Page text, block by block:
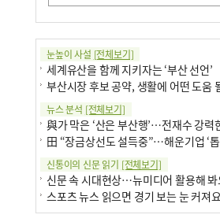
눈높이 사설 [전체보기]
세계유산을 함께 지키자는 ‘부산 선언’
부산시장 후보 공약, 생활에 어떤 도움
뉴스 분석 [전체보기]
신통이의 신문 읽기 [전체보기]
신문 속 시대현상…뉴미디어 활용해
스포츠 뉴스 읽으면 경기 보는 눈 커져